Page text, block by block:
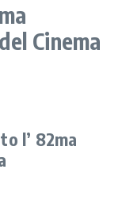
Cinema
l’ 82ma